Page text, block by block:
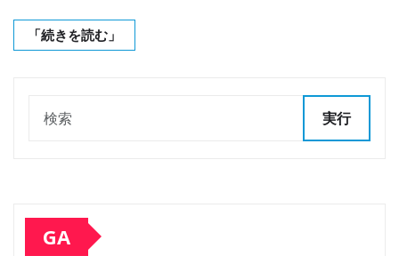
「続きを読む」
実行
GA